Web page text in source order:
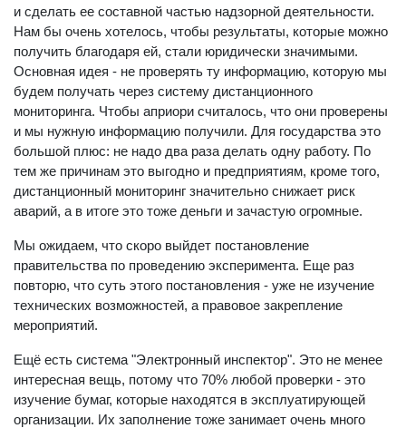
и сделать ее составной частью надзорной деятельности.
Нам бы очень хотелось, чтобы результаты, которые можно
получить благодаря ей, стали юридически значимыми.
Основная идея - не проверять ту информацию, которую мы
будем получать через систему дистанционного
мониторинга. Чтобы априори считалось, что они проверены
и мы нужную информацию получили. Для государства это
большой плюс: не надо два раза делать одну работу. По
тем же причинам это выгодно и предприятиям, кроме того,
дистанционный мониторинг значительно снижает риск
аварий, а в итоге это тоже деньги и зачастую огромные.
Мы ожидаем, что скоро выйдет постановление
правительства по проведению эксперимента. Еще раз
повторю, что суть этого постановления - уже не изучение
технических возможностей, а правовое закрепление
мероприятий.
Ещё есть система "Электронный инспектор". Это не менее
интересная вещь, потому что 70% любой проверки - это
изучение бумаг, которые находятся в эксплуатирующей
организации. Их заполнение тоже занимает очень много